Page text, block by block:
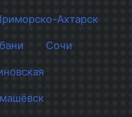
Ахтарск
Сочи